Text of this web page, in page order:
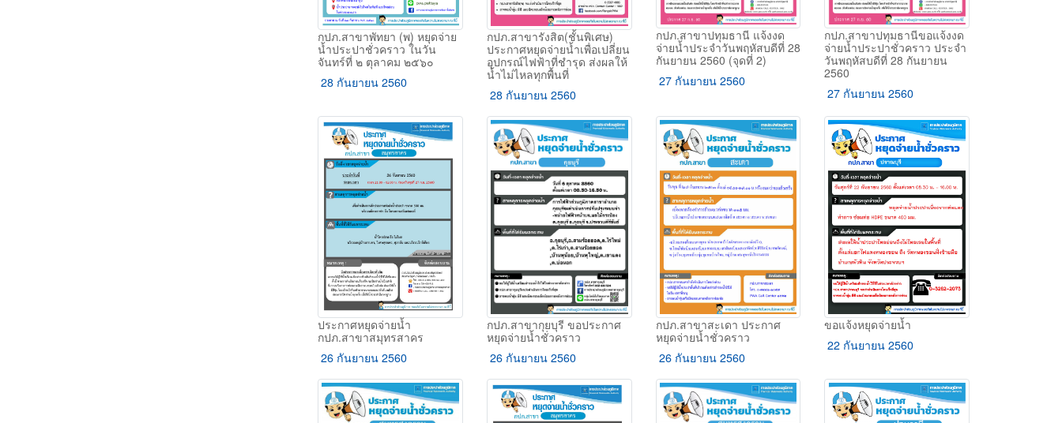
กปภ.สาขาพัทยา (พ) หยุดจ่าย
น้ำประปาชั่วคราว ในวัน
จันทร์ที่ ๒ ตุลาคม ๒๕๖๐
28 กันยายน 2560
กปภ.สาขารังสิต(ชั้นพิเศษ)
ประกาศหยุดจ่ายน้ำเพื่อเปลี่ยน
อุปกรณ์ไฟฟ้าที่ชำรุด ส่งผลให้
น้ำไม่ไหลทุกพื้นที่
28 กันยายน 2560
กปภ.สาขาปทุมธานี แจ้งงด
จ่ายน้ำประจำวันพฤหัสบดีที่ 28
กันยายน 2560 (จุดที่ 2)
27 กันยายน 2560
กปภ.สาขาปทุมธานีขอแจ้งงด
จ่ายน้ำประปาชั่วคราว ประจำ
วันพฤหัสบดีที่ 28 กันยายน
2560
27 กันยายน 2560
ประกาศหยุดจ่ายน้ำ
กปภ.สาขาสมุทรสาคร
26 กันยายน 2560
กปภ.สาขากุยบุรี ขอประกาศ
หยุดจ่ายน้ำชั่วคราว
26 กันยายน 2560
กปภ.สาขาสะเดา ประกาศ
หยุดจ่ายน้ำชั่วคราว
26 กันยายน 2560
ขอแจ้งหยุดจ่ายน้ำ
22 กันยายน 2560